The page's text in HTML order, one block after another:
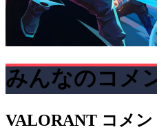
みんなのコメ
VALORANT コメン